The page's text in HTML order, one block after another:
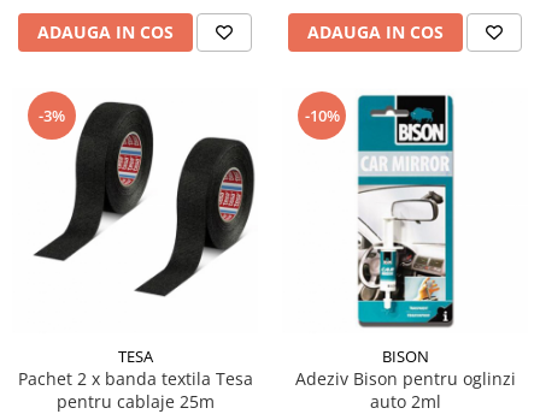
ADAUGA IN COS ADAUGA IN COS
-3%
TESA
Pachet 2 x banda textila Tesa
pentru cablaje 25m
-10%
BISON
Adeziv Bison pentru oglinzi
auto 2ml